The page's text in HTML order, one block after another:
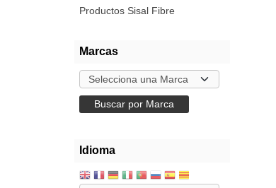
Productos Sisal Fibre
Marcas
Idioma